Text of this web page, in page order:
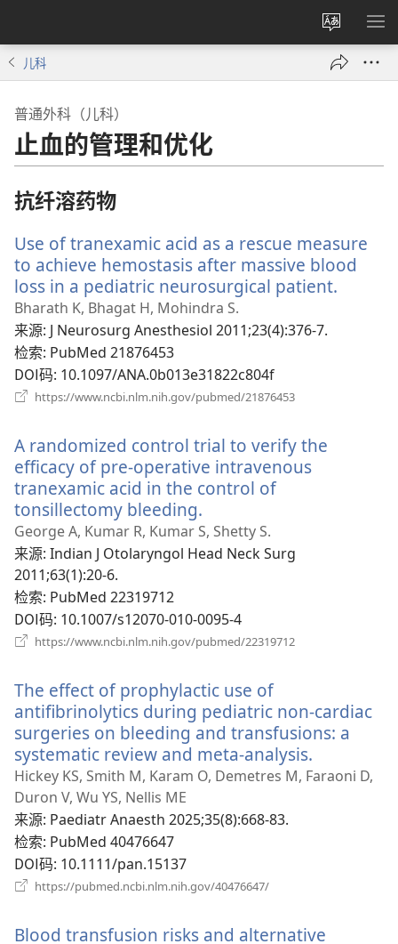
更
改
网
显
儿科
普通外科（儿科）
止血的管理和优化
抗纤溶药物
Use of tranexamic acid as a rescue measure
to achieve hemostasis after massive blood
loss in a pediatric neurosurgical patient.
Bharath K, Bhagat H, Mohindra S.
来源‎: J Neurosurg Anesthesiol 2011;23(4):376-7.
检索‎: PubMed 21876453
DOI码‎: 10.1097/ANA.0b013e31822c804f
https://www.ncbi.nlm.nih.gov/pubmed/21876453
窗
口）
A randomized control trial to verify the
efficacy of pre-operative intravenous
tranexamic acid in the control of
tonsillectomy bleeding.
开
新
George A, Kumar R, Kumar S, Shetty S.
来源‎: Indian J Otolaryngol Head Neck Surg
2011;63(1):20-6.
检索‎: PubMed 22319712
DOI码‎: 10.1007/s12070-010-0095-4
https://www.ncbi.nlm.nih.gov/pubmed/22319712
口）
The effect of prophylactic use of
antifibrinolytics during pediatric non-cardiac
surgeries on bleeding and transfusions: a
systematic review and meta-analysis.
开
Hickey KS, Smith M, Karam O, Demetres M, Faraoni D,
Duron V, Wu YS, Nellis ME
来源‎: Paediatr Anaesth 2025;35(8):668-83.
检索‎: PubMed 40476647
DOI码‎: 10.1111/pan.15137
https://pubmed.ncbi.nlm.nih.gov/40476647/
窗
Blood transfusion risks and alternative